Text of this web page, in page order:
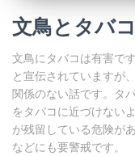
文鳥とタバ
文鳥にタバコは有害で
と宣伝されていますが
関係のない話です。タ
をタバコに近づけない
が残留している危険が
などにも要警戒です。